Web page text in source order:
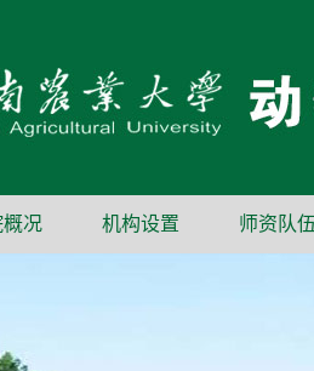
概况 机构设置 师资队